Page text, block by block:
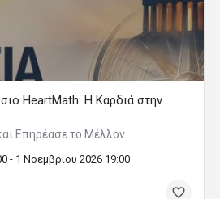
HeartMath: Η Καρδιά στην
Επηρέασε το Μέλλον
- 1 Νοεμβρίου 2026 19:00